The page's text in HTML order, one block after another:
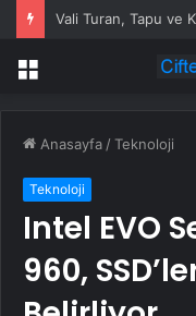
Menü
Anasayfa /Teknoloji
Teknoloji
Intel EVO
960,